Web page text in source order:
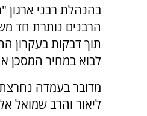
בהנהלת רבני
הרבנים נותרת חד
תוך דבקות בעקרון
לבוא במחיר המסכן
מדובר בעמדה
ליאור והרב שמואל